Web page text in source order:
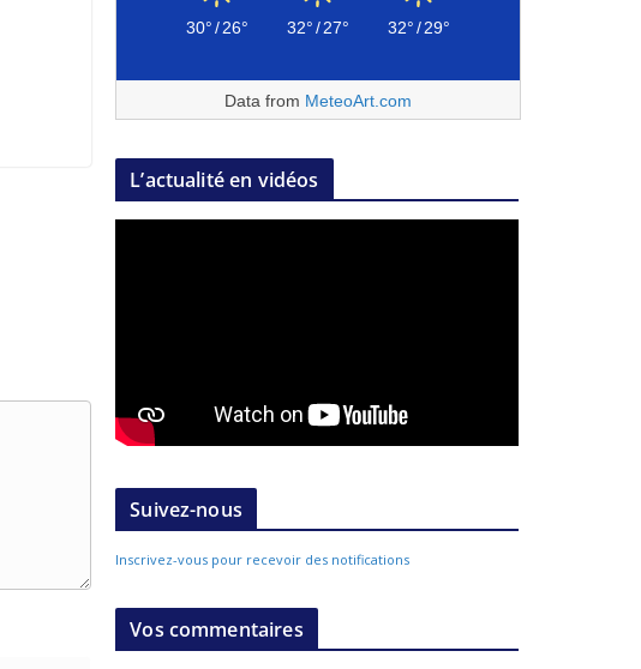
30°/26° 32°/27° 32°/29°
Data from MeteoArt.com
L’actualité en vidéos
Suivez-nous
Inscrivez-vous pour recevoir des notifications
Vos commentaires